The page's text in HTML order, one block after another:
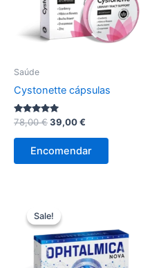
Saúde
Cystonette cápsulas
Avaliação
5.00
de 5
78,00€O
original
era:
39,00€
é:
Encomendar
Sale!
Sale!